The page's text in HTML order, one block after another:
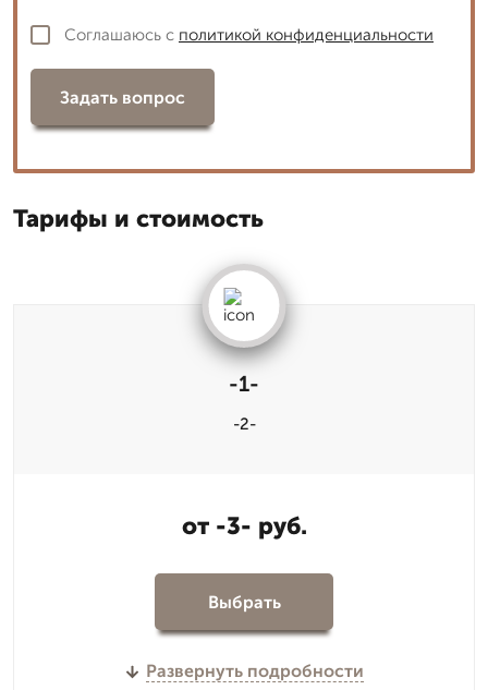
Соглашаюсь с политикой конфиденциальности
Задать вопрос
Тарифы и стоимость
-1-
-2-
от -3- руб.
Выбрать
Развернуть подробности